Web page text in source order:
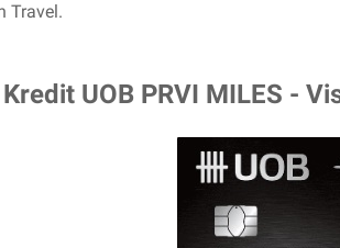
Travel.
UOB PRVI MILES -